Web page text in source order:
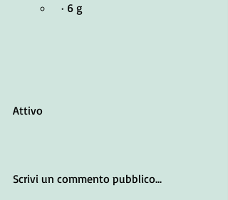
· 6 g
Attivo
Scrivi un commento pubblico...